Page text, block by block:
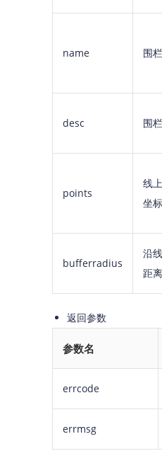
name 围
desc 围
points
线
坐标
bufferradius
沿
距离
返回参数
参数名
errcode
errmsg